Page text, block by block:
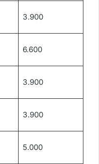
3.900
6.600
3.900
3.900
5.000